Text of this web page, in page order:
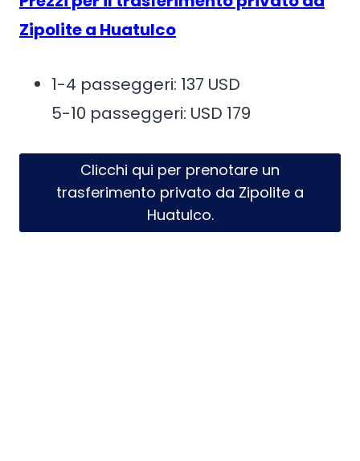
Zipolite a Huatulco
1-4 passeggeri: 137 USD
5-10 passeggeri: USD 179
Clicchi qui per prenotare un
trasferimento privato da Zipolite a
Huatulco.